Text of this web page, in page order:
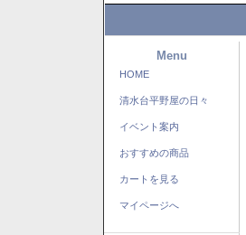
Menu
HOME
清水台平野屋の日々
イベント案内
おすすめの商品
カートを見る
マイページへ